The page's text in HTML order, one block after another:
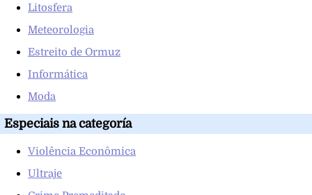
Litosfera
Meteorologia
Estreito de Ormuz
Informática
Moda
Especiais na categoría
Violência Econômica
Ultraje